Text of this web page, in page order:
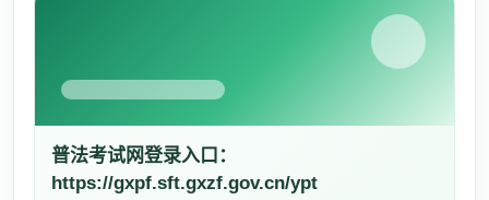
普法考试网登录入口：
https://gxpf.sft.gxzf.gov.cn/ypt